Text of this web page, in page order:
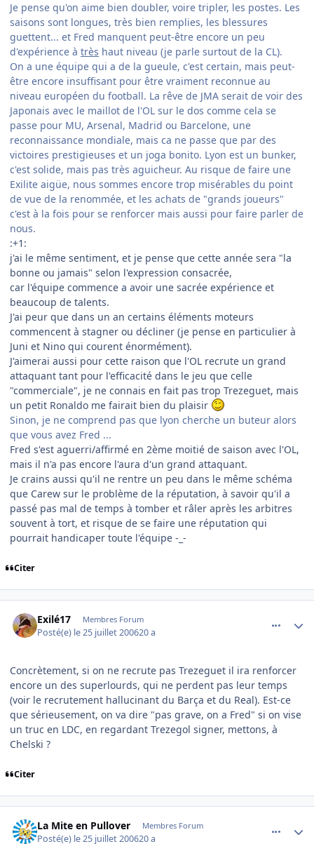
Je pense qu'on aime bien doubler, voire tripler, les postes. Les
saisons sont longues, très bien remplies, les blessures
guettent... et Fred manquent peut-être encore un peu
d'expérience à très haut niveau (je parle surtout de la CL).
On a une équipe qui a de la gueule, c'est certain, mais peut-
être encore insuffisant pour être vraiment reconnue au
niveau européen du football. La rêve de JMA serait de voir des
Japonais avec le maillot de l'OL sur le dos comme cela se
passe pour MU, Arsenal, Madrid ou Barcelone, une
reconnaissance mondiale, mais ca ne passe que par des
victoires prestigieuses et un joga bonito. Lyon est un bunker,
c'est solide, mais pas très aguicheur. Au risque de faire une
Exilite aigüe, nous sommes encore trop misérables du point
de vue de la renommée, et les achats de "grands joueurs"
c'est à la fois pour se renforcer mais aussi pour faire parler de
nous.
:+1:
j'ai le même sentiment, et je pense que cette année sera "la
bonne ou jamais" selon l'expression consacrée,
car l'équipe commence a avoir une sacrée expérience et
beaucoup de talents.
J'ai peur que dans un an certains éléments moteurs
commencent à stagner ou décliner (je pense en particulier à
Juni et Nino qui courent énormément).
J'aimerai aussi pour cette raison que l'OL recrute un grand
attaquant tant pour l'efficacité dans le jeu que celle
"commerciale", je ne connais en fait pas trop Trezeguet, mais
un petit Ronaldo me fairait bien du plaisir
Sinon, je ne comprend pas que lyon cherche un buteur alors
que vous avez Fred ...
Fred s'est aguerri/affirmé en 2ème moitié de saison avec l'OL,
mais il n'a pas encore l'aura d'un grand attaquant.
Je crains aussi qu'il ne rentre un peu dans le même schéma
que Carew sur le problème de la réputation, à savoir qu'il a
passé pas mal de temps à tomber et râler après les arbitres
souvent à tort, et risque de se faire une réputation qui
pourrait handicaper toute l'équipe -_-
Citer
Exilé17 Membres Forum
Posté(e) le 25 juillet 200620 a
Concrètement, si on ne recrute pas Trezeguet il ira renforcer
encore un des superlourds, qui ne perdent pas leur temps
(voir le recrutement hallucinant du Barça et du Real). Est-ce
que sérieusement, on va dire "pas grave, on a Fred" si on vise
un truc en LDC, en regardant Trezegol signer, mettons, à
Chelski ?
Citer
La Mite en Pullover Membres Forum
Posté(e) le 25 juillet 200620 a